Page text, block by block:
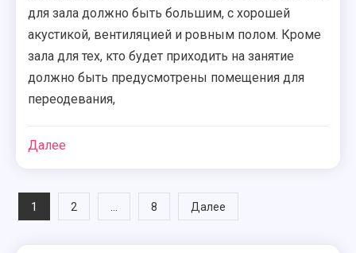
для зала должно быть большим, с хорошей
акустикой, вентиляцией и ровным полом. Кроме
зала для тех, кто будет приходить на занятие
должно быть предусмотрены помещения для
переодевания,
Далее
Навигация
1 2 … 8 Далее